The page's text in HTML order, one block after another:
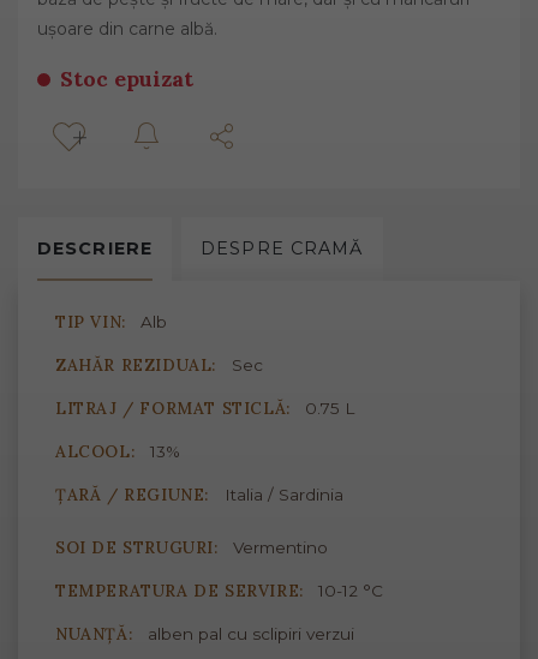
ușoare din carne albă.
Stoc epuizat
DESCRIERE DESPRE CRAMĂ
TIP VIN: Alb
ZAHĂR REZIDUAL: Sec
LITRAJ / FORMAT STICLĂ: 0.75 L
ALCOOL: 13%
ȚARĂ / REGIUNE: Italia / Sardinia
SOI DE STRUGURI: Vermentino
TEMPERATURA DE SERVIRE: 10-12 °C
NUANȚĂ: alben pal cu sclipiri verzui